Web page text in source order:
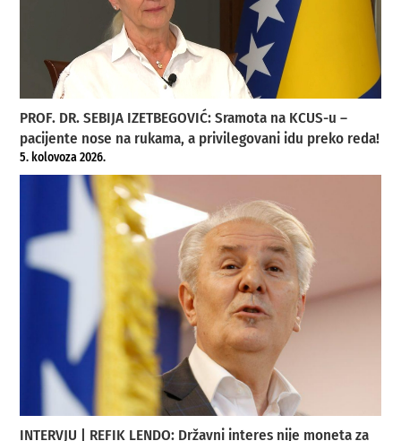
PROF. DR. SEBIJA IZETBEGOVIĆ: Sramota na KCUS-u –
pacijente nose na rukama, a privilegovani idu preko reda!
5. kolovoza 2026.
INTERVJU | REFIK LENDO: Državni interes nije moneta za